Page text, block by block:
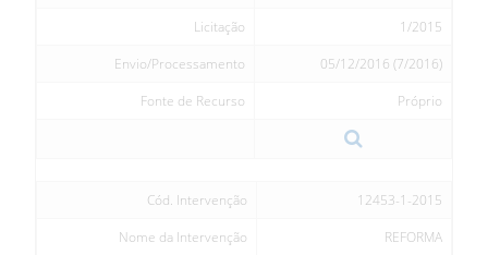
Licitação
1/2015
Envio/Processamento
05/12/2016 (7/2016)
Fonte de Recurso
Próprio
Cód. Intervenção
12453-1-2015
Nome da Intervenção
REFORMA